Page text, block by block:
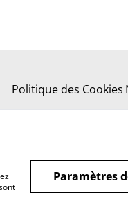
Politique des Cookies
Paramètres